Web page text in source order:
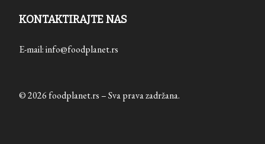
KONTAKTIRAJTE NAS
E-mail: info@foodplanet.rs
© 2026 foodplanet.rs – Sva prava zadržana.